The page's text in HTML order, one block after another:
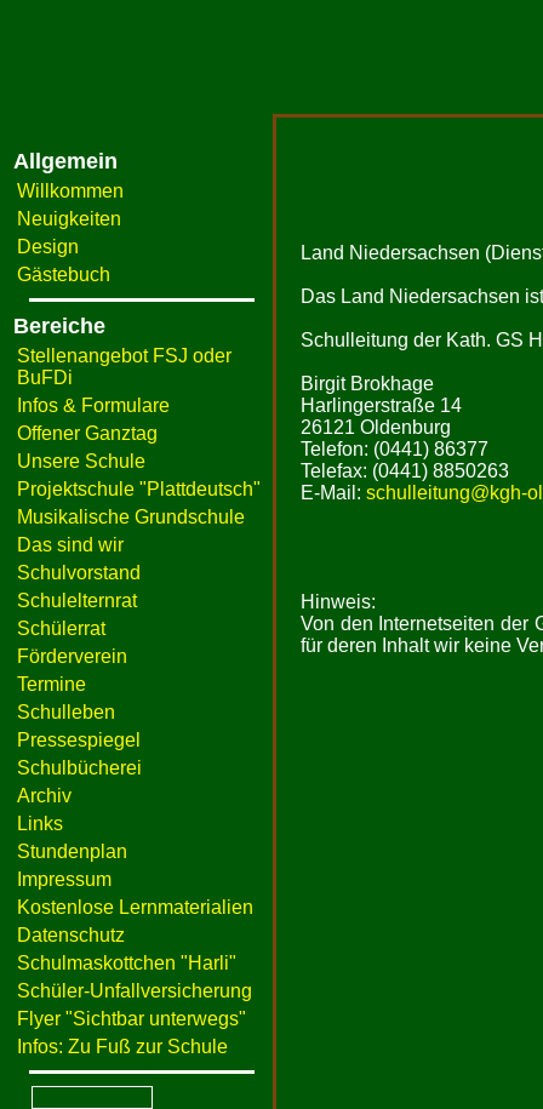
Allgemein
Willkommen
Neuigkeiten
Design
Gästebuch
Bereiche
Stellenangebot FSJ oder
BuFDi
Infos & Formulare
Offener Ganztag
Unsere Schule
Projektschule "Plattdeutsch"
Musikalische Grundschule
Das sind wir
Schulvorstand
Schulelternrat
Schülerrat
Förderverein
Termine
Schulleben
Pressespiegel
Schulbücherei
Archiv
Links
Stundenplan
Impressum
Kostenlose Lernmaterialien
Datenschutz
Schulmaskottchen "Harli"
Schüler-Unfallversicherung
Flyer "Sichtbar unterwegs"
Infos: Zu Fuß zur Schule
Land Niedersachsen
Das Land Niedersachsen
Schulleitung der Kath. GS
Birgit Brokhage
Harlingerstraße 14
26121 Oldenburg
Telefon: (0441) 86377
Telefax: (0441) 8850263
E-Mail: schulleitung@kgh-
Hinweis:
Von den Internetseiten der
für deren Inhalt wir keine